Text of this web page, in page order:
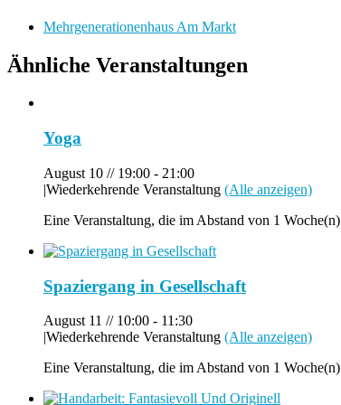
Mehrgenerationenhaus Am Markt
Ähnliche Veranstaltungen
Yoga
August 10 // 19:00 - 21:00
|Wiederkehrende Veranstaltung (Alle anzeigen)
Eine Veranstaltung, die im Abstand von 1
Spaziergang in Gesellschaft
August 11 // 10:00 - 11:30
|Wiederkehrende Veranstaltung (Alle anzeigen)
Eine Veranstaltung, die im Abstand von 1